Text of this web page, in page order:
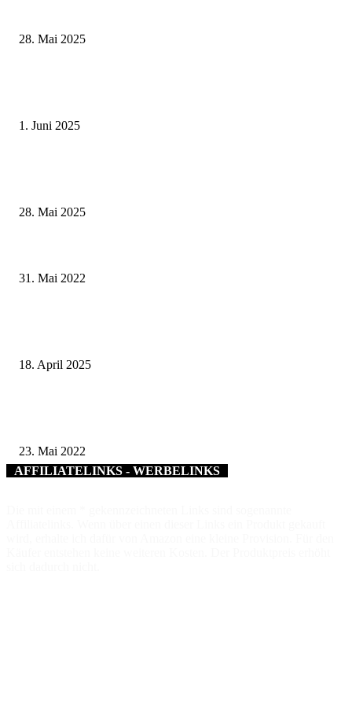
28. Mai 2025
1. Juni 2025
28. Mai 2025
31. Mai 2022
18. April 2025
23. Mai 2022
AFFILIATELINKS - WERBELINKS